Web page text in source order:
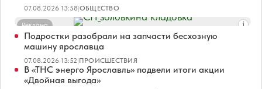
07.08.2026 13:58|ОБЩЕСТВО
Реклама
Подростки разобрали на запчасти бесхозную
машину ярославца
07.08.2026 13:52|ПРОИСШЕСТВИЯ
В «ТНС энерго Ярославль» подвели итоги акции
«Двойная выгода»